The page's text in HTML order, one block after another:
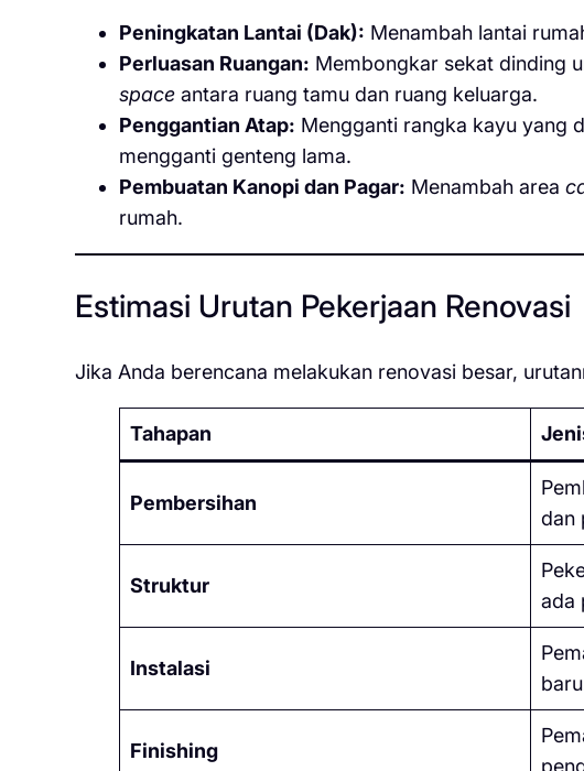
Peningkatan Lantai (Dak): Menambah lantai
Perluasan Ruangan: Membongkar sekat dinding
spaceantara ruang tamu dan ruang keluarga.
Penggantian Atap: Mengganti rangka kayu yang
mengganti genteng lama.
Pembuatan Kanopi dan Pagar: Menambah area
rumah.
Estimasi Urutan Pekerjaan Renovasi
Jika Anda berencana melakukan renovasi besar,
Tahapan
Pembersihan
dan
Struktur
ada
Instalasi
Finishing